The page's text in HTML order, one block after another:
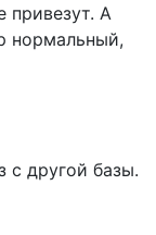
привезут. А
нормальный,
с другой базы.